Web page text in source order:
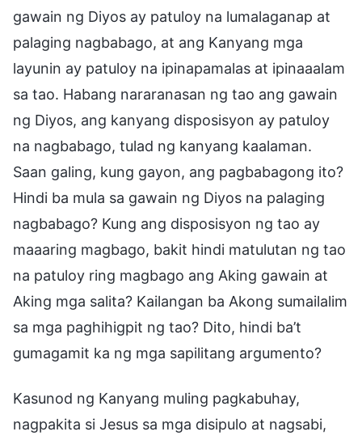
gawain ng Diyos ay patuloy na lumalaganap at
palaging nagbabago, at ang Kanyang mga
layunin ay patuloy na ipinapamalas at ipinaaalam
sa tao. Habang nararanasan ng tao ang gawain
ng Diyos, ang kanyang disposisyon ay patuloy
na nagbabago, tulad ng kanyang kaalaman.
Saan galing, kung gayon, ang pagbabagong ito?
Hindi ba mula sa gawain ng Diyos na palaging
nagbabago? Kung ang disposisyon ng tao ay
maaaring magbago, bakit hindi matulutan ng tao
na patuloy ring magbago ang Aking gawain at
Aking mga salita? Kailangan ba Akong sumailalim
sa mga paghihigpit ng tao? Dito, hindi ba’t
gumagamit ka ng mga sapilitang argumento?
Kasunod ng Kanyang muling pagkabuhay,
nagpakita si Jesus sa mga disipulo at nagsabi,